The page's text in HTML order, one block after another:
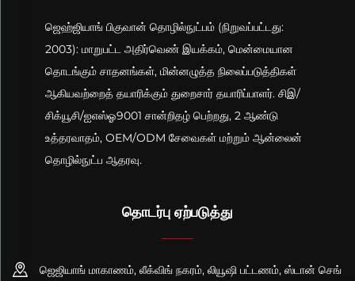
ஜெஹ்ஜியாங் பிகுவான் தொழில்நுட்பம் (நிறுவப்பட்டது:
2003): மாறுபட்ட அதிர்வெண் இயக்கம், மென்மையான
தொடங்கும் சாதனங்கள், மின்னழுத்த நிலைப்படுத்திகள்
ஆகியவற்றைத் தயாரிக்கும் துறைசார் தயாரிப்பாளர். சிஇ/
சிக்யூசி/ஐஎஸ்ஓ9001 சான்றிதழ் பெற்றது, 2 ஆண்டு
உத்தரவாதம், OEM/ODM சேவைகள் மற்றும் ஆன்லைன்
தொழில்நுட்ப ஆதரவு.
தொடர்பு ஏற்படுத்து
ஜெஜியாங் மாகாணம், லீக்விங் நகரம், லியூஷி பட்டணம், ஸ்டான் செங்